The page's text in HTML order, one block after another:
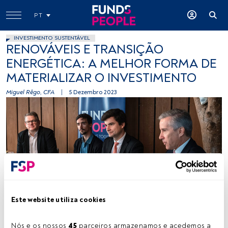
Este website utiliza cookies
Nós e os nossos 45 parceiros armazenamos e acedemos a
PT
INVESTIMENTO SUSTENTÁVEL
RENOVÁVEIS E TRANSIÇÃO
ENERGÉTICA: A MELHOR FORMA DE
MATERIALIZAR O INVESTIMENTO
Miguel Rêgo, CFA 5 Dezembro 2023
Tempo de leitura: 27 s.